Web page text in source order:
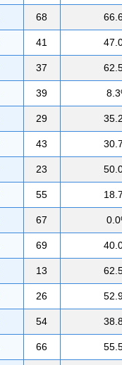
68
41
37
39
29
43
23
55
67
69
13
26
54
66